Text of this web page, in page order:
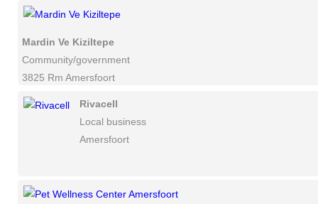
Mardin Ve Kiziltepe
Community/government
3825 Rm Amersfoort
Rivacell
Local business
Amersfoort